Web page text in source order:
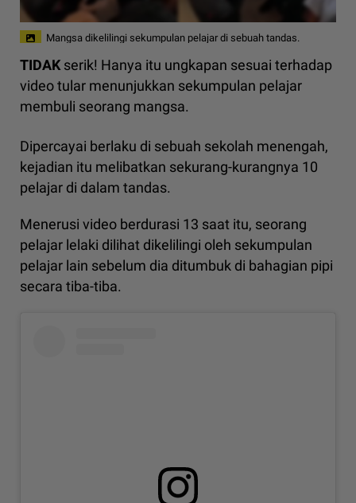
Mangsa dikelilingi sekumpulan pelajar di sebuah tandas.
TIDAK serik! Hanya itu ungkapan sesuai terhadap
video tular menunjukkan sekumpulan pelajar
membuli seorang mangsa.
Dipercayai berlaku di sebuah sekolah menengah,
kejadian itu melibatkan sekurang-kurangnya 10
pelajar di dalam tandas.
Menerusi video berdurasi 13 saat itu, seorang
pelajar lelaki dilihat dikelilingi oleh sekumpulan
pelajar lain sebelum dia ditumbuk di bahagian pipi
secara tiba-tiba.